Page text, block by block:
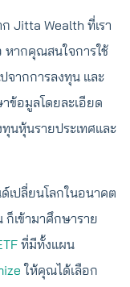
Jitta Wealth ที่เรา
หากคุณสนใจการใช้
จากการลงทุน และ
ข้อมูลโดยละเอียด
นหุ้นรายประเทศและ
เปลี่ยนโลกในอนาคต
เข้ามาศึกษาราย
ที่มีทั้งแผน
ให้คุณได้เลือก